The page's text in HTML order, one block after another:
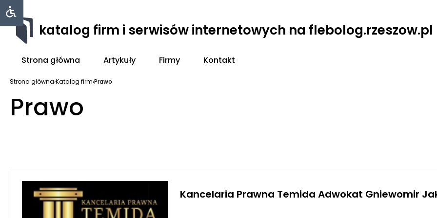
katalog firm i serwisów internetowych na flebolog.rzeszow.pl
Strona główna Artykuły Firmy Kontakt
Strona główna›Katalog firm›Prawo
Prawo
Kancelaria Prawna Temida Adwokat Gniewomir